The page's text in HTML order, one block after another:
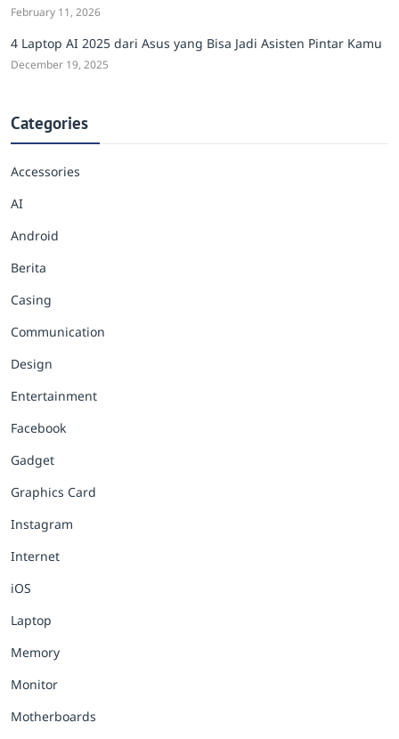
February 11, 2026
4 Laptop AI 2025 dari Asus yang Bisa Jadi Asisten Pintar Kamu
December 19, 2025
Categories
Accessories
AI
Android
Berita
Casing
Communication
Design
Entertainment
Facebook
Gadget
Graphics Card
Instagram
Internet
iOS
Laptop
Memory
Monitor
Motherboards